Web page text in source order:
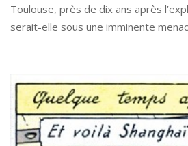
Toulouse, près de dix ans après
serait-elle sous une imminente